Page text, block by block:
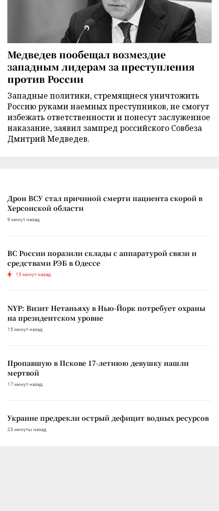
Медведев пообещал возмездие
западным лидерам за преступления
против России
Западные политики, стремящиеся уничтожить
Россию руками наемных преступников, не смогут
избежать ответственности и понесут заслуженное
наказание, заявил зампред российского Совбеза
Дмитрий Медведев.
Дрон ВСУ стал причиной смерти пациента скорой в
Херсонской области
9 минут назад
ВС России поразили склады с аппаратурой связи и
средствами РЭБ в Одессе
13 минут назад
NYP: Визит Нетаньяху в Нью-Йорк потребует охраны
на президентском уровне
15 минут назад
Пропавшую в Пскове 17-летнюю девушку нашли
мертвой
17 минут назад
Украине предрекли острый дефицит водных ресурсов
23 минуты назад